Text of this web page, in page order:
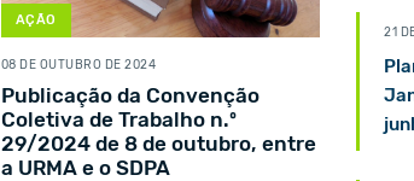
AÇÃO
08 DE OUTUBRO DE 2024
Publicação da Convenção
Coletiva de Trabalho n.º
29/2024 de 8 de outubro, entre
a URMA e o SDPA
21